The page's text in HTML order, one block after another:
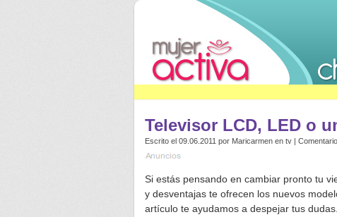
Televisor LCD, LED o
Escrito el 09.06.2011 por Maricarmenen tv|
Si estás pensando en cambiar pronto tu
y desventajas te ofrecen los nuevos
artículo te ayudamos a despejar tus